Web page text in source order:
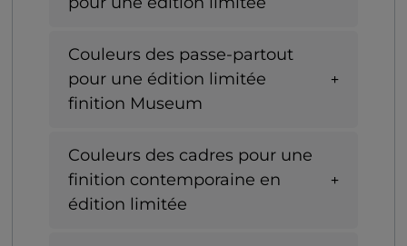
Couleurs des passe-partout
pour une édition limitée
finition Museum
Couleurs des cadres pour une
finition contemporaine en
édition limitée